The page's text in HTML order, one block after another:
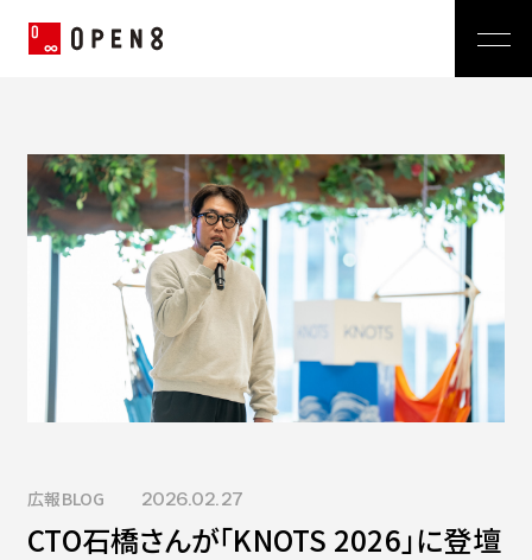
代表メッセージ
ミッション
経営メンバー
News
プレスリリース
広報 BLOG
TECH BLOG
Service
Video BRAIN
Open BRAIN
Insight BRAIN
Technology
Recruit
価値観
会社紹介資料
Sustainability
広報BLOG 2026.02.27
CTO石橋さんが「KNOTS 2026」に登壇